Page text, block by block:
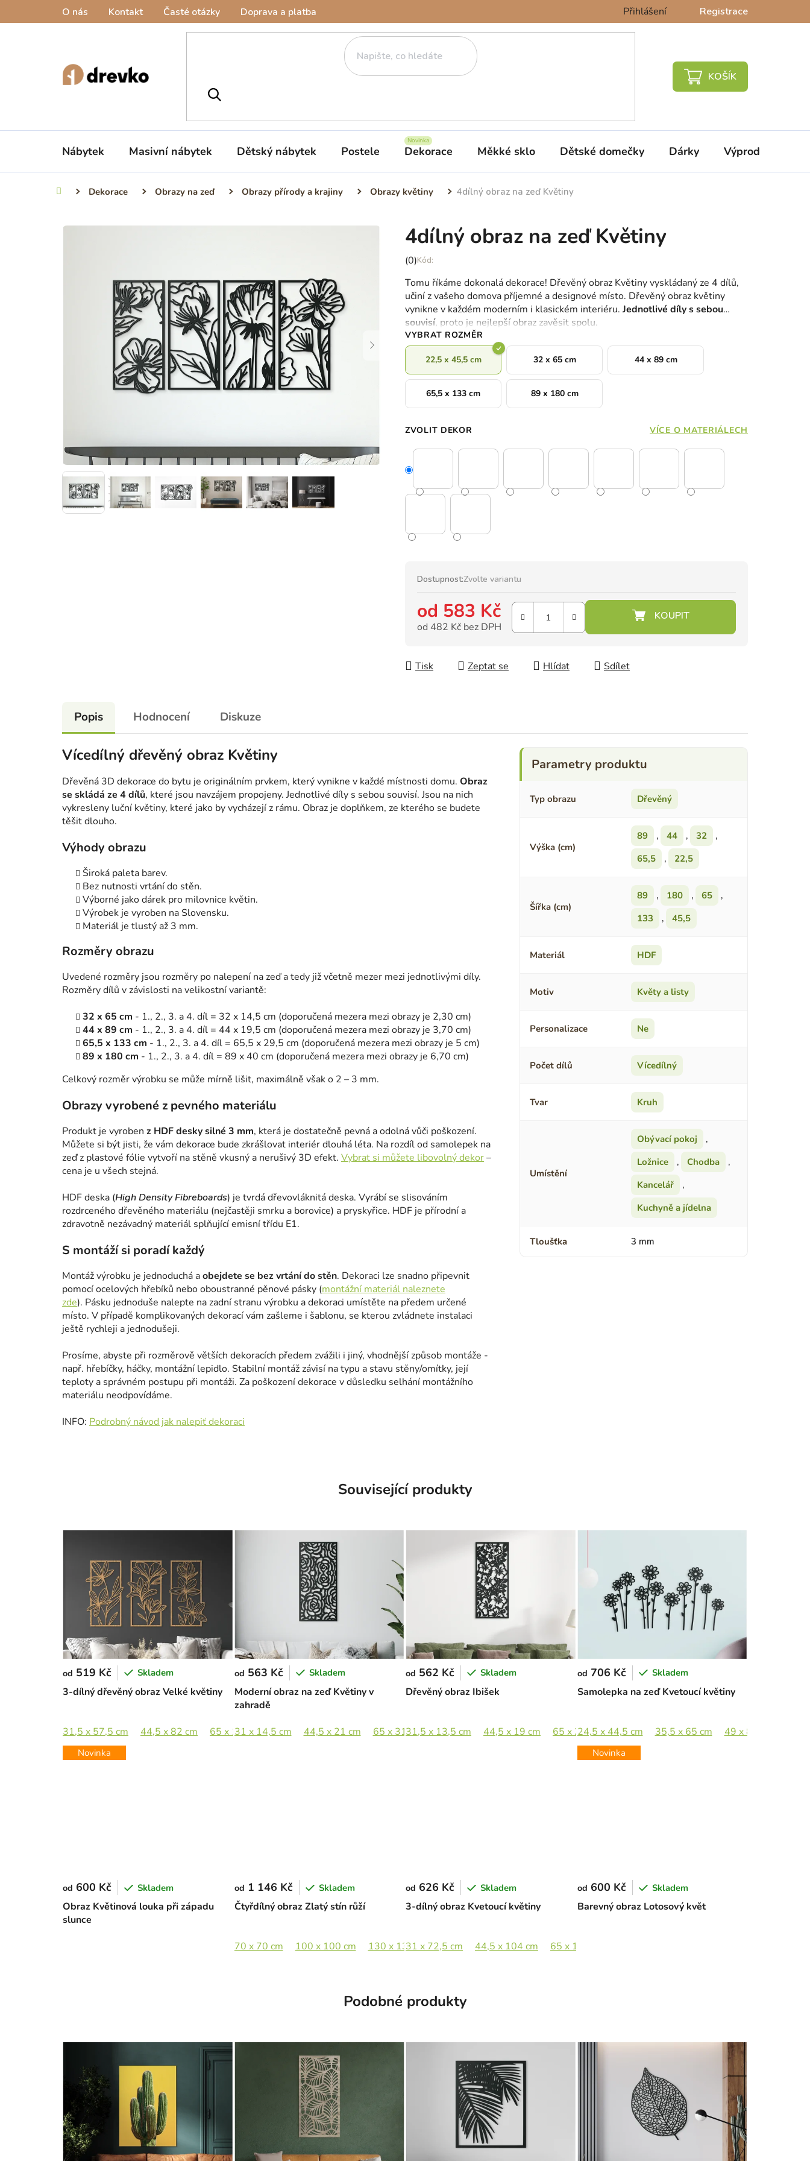
O nás Kontakt Časté otázky Doprava a platba Přihlášení Registrace
NÁKUPNÍ
Nábytek Masivní nábytek Dětský nábytek Postele Dekorace Měkké sklo Dětské domečky Dárky Výprodej %
Domů Dekorace Obrazy na zeď Obrazy přírody a krajiny Obrazy květiny 4dílný obraz na zeď Květiny
4dílný obraz na zeď Květiny
Průměrné
produktu
je
0,0
z
5
hvězdiček.
(0)
Tomu říkáme dokonalá dekorace! Dřevěný obraz Květiny vyskládaný ze 4 dílů,
učiní z vašeho domova příjemné a designové místo. Dřevěný obraz květiny
vynikne v každém moderním i klasickém interiéru. Jednotlivé díly s sebou
souvisí, proto je nejlepší obraz zavěsit spolu.
VYBRAT ROZMĚR
22,5 x 45,5 cm 32 x 65 cm 44 x 89 cm
65,5 x 133 cm 89 x 180 cm
ZVOLIT DEKOR VÍCE O MATERIÁLECH
Dostupnost:Zvolte variantu
od 583 Kč
od 482 Kč bez DPH
Tisk
Zeptat se Hlídat Sdílet
Popis Hodnocení Diskuze
Vícedílný dřevěný obraz Květiny
Dřevěná 3D dekorace do bytu je originálním prvkem, který vynikne v každé místnosti domu. Obraz
se skládá ze 4 dílů, které jsou navzájem propojeny. Jednotlivé díly s sebou souvisí. Jsou na nich
vykresleny luční květiny, které jako by vycházejí z rámu. Obraz je doplňkem, ze kterého se budete
těšit dlouho.
Výhody obrazu
Široká paleta barev.
Bez nutnosti vrtání do stěn.
Výborné jako dárek pro milovnice květin.
Výrobek je vyroben na Slovensku.
Materiál je tlustý až 3 mm.
Rozměry obrazu
Uvedené rozměry jsou rozměry po nalepení na zeď a tedy již včetně mezer mezi jednotlivými díly.
Rozměry dílů v závislosti na velikostní variantě:
32 x 65 cm - 1., 2., 3. a 4. díl = 32 x 14,5 cm (doporučená mezera mezi obrazy je 2,30 cm)
44 x 89 cm - 1., 2., 3. a 4. díl = 44 x 19,5 cm (doporučená mezera mezi obrazy je 3,70 cm)
65,5 x 133 cm - 1., 2., 3. a 4. díl = 65,5 x 29,5 cm (doporučená mezera mezi obrazy je 5 cm)
89 x 180 cm - 1., 2., 3. a 4. díl = 89 x 40 cm (doporučená mezera mezi obrazy je 6,70 cm)
Celkový rozměr výrobku se může mírně lišit, maximálně však o 2 – 3 mm.
Obrazy vyrobené z pevného materiálu
Produkt je vyroben z HDF desky silné 3 mm, která je dostatečně pevná a odolná vůči poškození.
Můžete si být jisti, že vám dekorace bude zkrášlovat interiér dlouhá léta. Na rozdíl od samolepek na
zeď z plastové fólie vytvoří na stěně vkusný a nerušivý 3D efekt. Vybrat si můžete libovolný dekor–
cena je u všech stejná.
HDF deska (High Density Fibreboards) je tvrdá dřevovláknitá deska. Vyrábí se slisováním
rozdrceného dřevěného materiálu (nejčastěji smrku a borovice) a pryskyřice. HDF je přírodní a
zdravotně nezávadný materiál splňující emisní třídu E1.
S montáží si poradí každý
Montáž výrobku je jednoduchá aobejdete se bez vrtání do stěn. Dekoraci lze snadno připevnit
pomocí ocelových hřebíků nebo oboustranné pěnové pásky (montážní materiál naleznete
zde). Pásku jednoduše nalepte na zadní stranu výrobku a dekoraci umístěte na předem určené
místo. V případě komplikovaných dekorací vám zašleme i šablonu, se kterou zvládnete instalaci
ještě rychleji a jednodušeji.
Prosíme, abyste při rozměrově větších dekoracích předem zvážili i jiný, vhodnější způsob montáže -
např. hřebíčky, háčky, montážní lepidlo. Stabilní montáž závisí na typu a stavu stěny/omítky, její
teploty a správném postupu při montáži. Za poškození dekorace v důsledku selhání montážního
materiálu neodpovídáme.
INFO: Podrobný návod jak nalepiť dekoraci
Typ obrazu Dřevěný
Výška (cm)
89 , 44 , 32
,
65,5
, 22,5
Šířka (cm)
89 , 180 , 65
,
133
, 45,5
Materiál HDF
Motiv Květy a listy
Personalizace Ne
Počet dílů Vícedílný
Tvar Kruh
Umístění
Obývací pokoj
,
Ložnice
, Chodba
,
Kancelář
,
Kuchyně a jídelna
Tloušťka 3 mm
Související produkty
3-dílný dřevěný obraz Velké květiny
od 519 Kč Skladem
31,5 x 57,5 cm 44,5 x 82 cm 65 x 119,5 cm 89 x 163,5 cm
Moderní obraz na zeď Květiny v
zahradě
od 563 Kč Skladem
31 x 14,5 cm 44,5 x 21 cm 65 x 31 cm 89 x 42,5 cm
Dřevěný obraz Ibišek
od 562 Kč Skladem
31,5 x 13,5 cm 44,5 x 19 cm 65 x 28 cm 89 x 38,5 cm
Samolepka na zeď Kvetoucí květiny
od 706 Kč Skladem
24,5 x 44,5 cm 35,5 x 65 cm 49 x 89 cm
Novinka
Obraz Květinová louka při západu
slunce
od 600 Kč Skladem
Čtyřdílný obraz Zlatý stín růží
od 1 146 Kč Skladem
70 x 70 cm 100 x 100 cm 130 x 130 cm 180 x 180 cm
3-dílný obraz Kvetoucí květiny
od 626 Kč Skladem
31 x 72,5 cm 44,5 x 104 cm 65 x 152 cm
Novinka
Barevný obraz Lotosový květ
od 600 Kč Skladem
Podobné produkty